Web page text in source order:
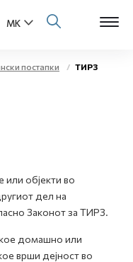
постапки ТИРЗ
објекти во
дел на
Законот за ТИРЗ.
домашно или
врши дејност во